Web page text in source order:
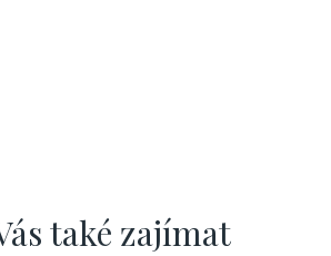
také zajímat